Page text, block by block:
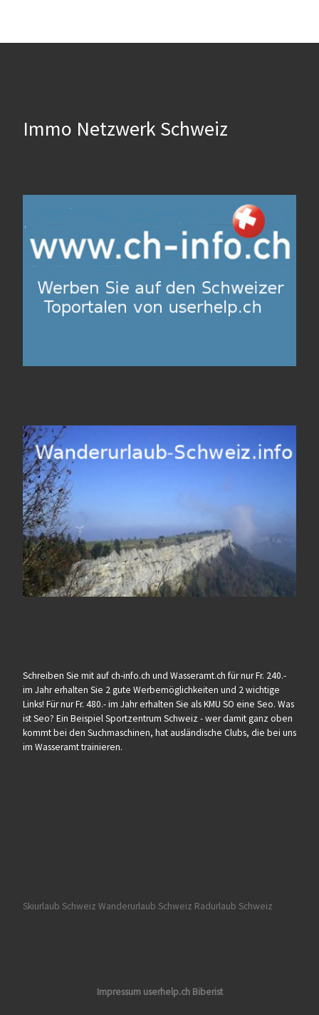
Immo Netzwerk Schweiz
Schreiben Sie mit auf ch-info.ch und Wasseramt.ch für nur Fr. 240.-
im Jahr erhalten Sie 2 gute Werbemöglichkeiten und 2 wichtige
Links! Für nur Fr. 480.- im Jahr erhalten Sie als KMU SO eine Seo. Was
ist Seo? Ein Beispiel Sportzentrum Schweiz - wer damit ganz oben
kommt bei den Suchmaschinen, hat ausländische Clubs, die bei uns
im Wasseramt trainieren.
Skiurlaub Schweiz Wanderurlaub Schweiz Radurlaub Schweiz
Impressum userhelp.ch Biberist